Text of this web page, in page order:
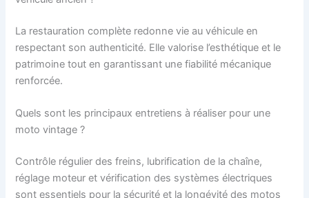
La restauration complète redonne vie au véhicule en
respectant son authenticité. Elle valorise l’esthétique et le
patrimoine tout en garantissant une fiabilité mécanique
renforcée.
Quels sont les principaux entretiens à réaliser pour une
moto vintage ?
Contrôle régulier des freins, lubrification de la chaîne,
réglage moteur et vérification des systèmes électriques
sont essentiels pour la sécurité et la longévité des motos